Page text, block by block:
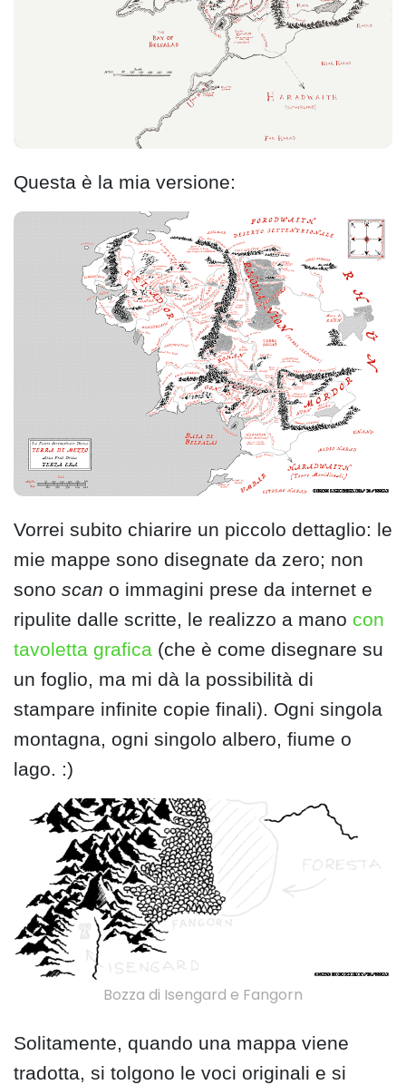
Questa è la mia versione:
Vorrei subito chiarire un piccolo dettaglio: le
mie mappe sono disegnate da zero; non
sono scan o immagini prese da internet e
ripulite dalle scritte, le realizzo a mano con
tavoletta grafica (che è come disegnare su
un foglio, ma mi dà la possibilità di
stampare infinite copie finali). Ogni singola
montagna, ogni singolo albero, fiume o
lago. :)
Bozza di Isengard e Fangorn
Solitamente, quando una mappa viene
tradotta, si tolgono le voci originali e si